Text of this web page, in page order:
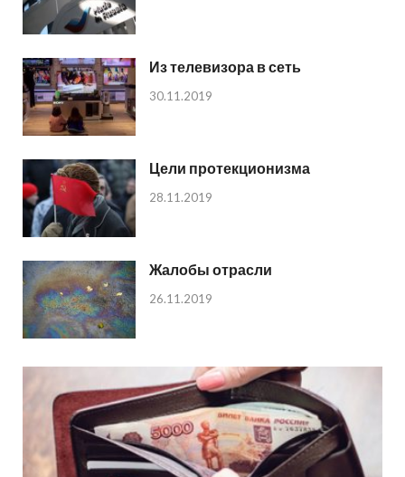
Из телевизора в сеть
30.11.2019
Цели протекционизма
28.11.2019
Жалобы отрасли
26.11.2019